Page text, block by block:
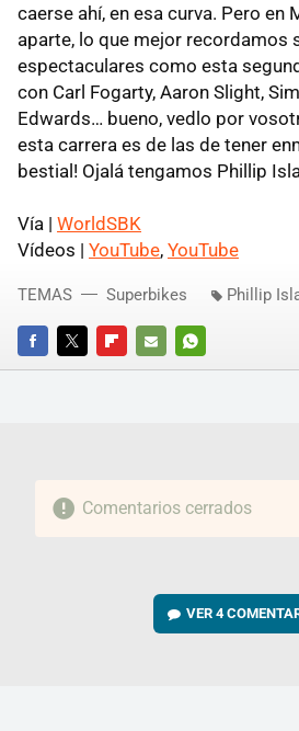
caerse ahí, en esa curva. Pero en
aparte, lo que mejor recordamos
espectaculares como esta
con Carl Fogarty, Aaron Slight,
Edwards… bueno, vedlo por
esta carrera es de las de tener
bestial! Ojalá tengamos Phillip
Vía | WorldSBK
Vídeos | YouTube, YouTube
FACEBOOKTWITTERFLIPBOARD
E-
WHATSAPP
TEMAS Superbikes Phillip
Comentarios cerrados
VER4